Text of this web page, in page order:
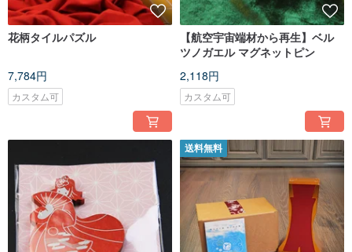
花柄タイルパズル
7,784円
カスタム可
【航空宇宙端材から再生】ベル
ツノガエル マグネットピン
2,118円
カスタム可
送料無料